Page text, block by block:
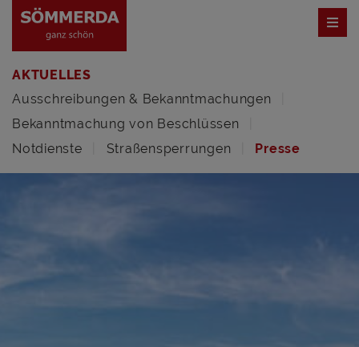
AKTUELLES
Ausschreibungen & Bekanntmachungen
Bekanntmachung von Beschlüssen
Notdienste
Straßensperrungen Presse